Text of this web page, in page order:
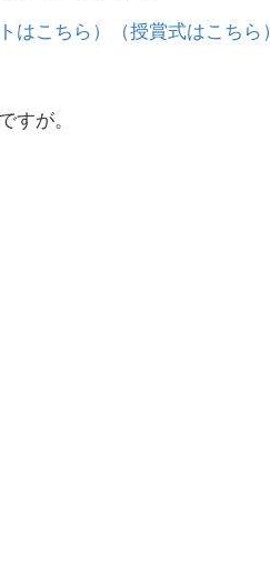
はこちら）
（授賞式はこちら）
すが。